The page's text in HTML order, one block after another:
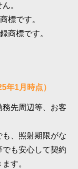
。
標です。
商標です。
年1月時点）
先周辺等、お客
、照射期限がな
も安心して契約
す。